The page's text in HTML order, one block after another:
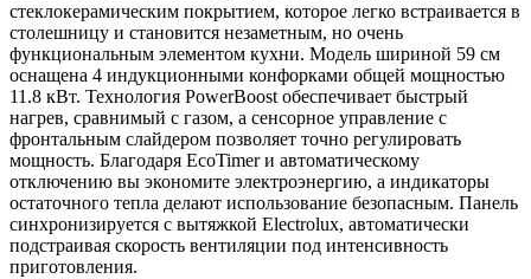
стеклокерамическим покрытием, которое легко встраивается в
столешницу и становится незаметным, но очень
функциональным элементом кухни. Модель шириной 59 см
оснащена 4 индукционными конфорками общей мощностью
11.8 кВт. Технология PowerBoost обеспечивает быстрый
нагрев, сравнимый с газом, а сенсорное управление с
фронтальным слайдером позволяет точно регулировать
мощность. Благодаря EcoTimer и автоматическому
отключению вы экономите электроэнергию, а индикаторы
остаточного тепла делают использование безопасным. Панель
синхронизируется с вытяжкой Electrolux, автоматически
подстраивая скорость вентиляции под интенсивность
приготовления.